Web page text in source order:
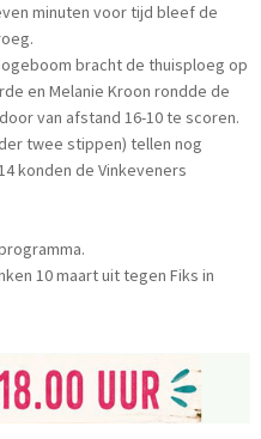
minuten voor tijd bleef de
bracht de thuisploeg op
en Melanie Kroon rondde de
van afstand 16-10 te scoren.
twee stippen) tellen nog
konden de Vinkeveners
10 maart uit tegen Fiks in